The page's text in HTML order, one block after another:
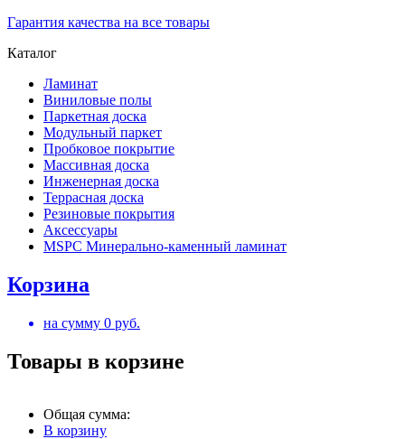
Гарантия качества на все товары
Каталог
Ламинат
Виниловые полы
Паркетная доска
Модульный паркет
Пробковое покрытие
Массивная доска
Инженерная доска
Террасная доска
Резиновые покрытия
Аксессуары
MSPC Минерально-каменный ламинат
Корзина
на сумму 0 руб.
Товары в корзине
Общая сумма:
В корзину